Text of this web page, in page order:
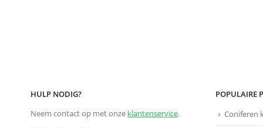
HULP NODIG?
Neem contact op met onze klantenservice.
POPULAIRE
Coniferen